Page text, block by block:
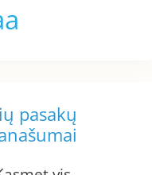
pasakų